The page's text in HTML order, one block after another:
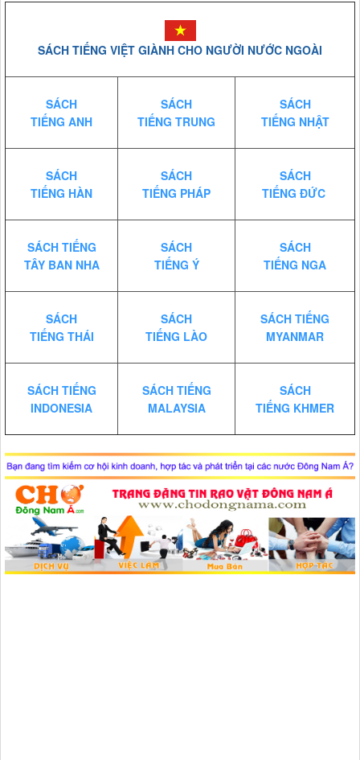
SÁCH TIẾNG VIỆT GIÀNH CHO NGƯỜI NƯỚC NGOÀI
SÁCH
TIẾNG ANH
SÁCH
TIẾNG TRUNG
SÁCH
TIẾNG NHẬT
SÁCH
TIẾNG HÀN
SÁCH
TIẾNG PHÁP
SÁCH
TIẾNG ĐỨC
SÁCH TIẾNG
TÂY BAN NHA
SÁCH
TIẾNG Ý
SÁCH
TIẾNG NGA
SÁCH
TIẾNG THÁI
SÁCH
TIẾNG LÀO
SÁCH TIẾNG
MYANMAR
SÁCH TIẾNG
INDONESIA
SÁCH TIẾNG
MALAYSIA
SÁCH
TIẾNG KHMER